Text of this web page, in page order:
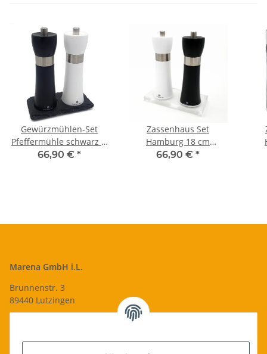
Gewürzmühlen-Set
Pfeffermühle schwarz &
Salzmühle weiß
66,90 € *
Zassenhaus Set
Hamburg 18 cm
Pfeffermühle &
66,90 € *
Marena GmbH i.L.
Brunnenstr. 3
89440 Lutzingen